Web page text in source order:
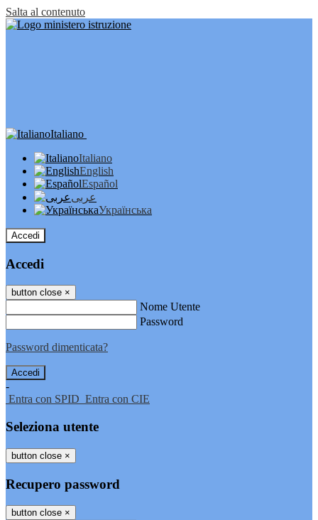
Salta al contenuto
Italiano
Italiano
English
Español
عربى
Українська
Accedi
Accedi
button close ×
Nome Utente
Password
Password dimenticata?
-
Entra con SPID Entra con CIE
Seleziona utente
button close ×
Recupero password
button close ×